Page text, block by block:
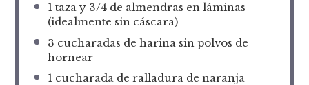
1taza y 3/4 de almendras en láminas
(idealmente sin cáscara)
3 cucharadas de harina sin polvos de
hornear
1cucharada de ralladura de naranja